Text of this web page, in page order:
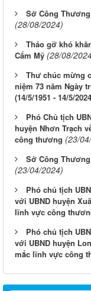
Sở Công
(28/08/2024)
Tháo gỡ khó
Cẩm Mỹ (28/08/
Thư chúc mừng
niệm 73 năm Ngày
(14/5/1951 - 14/5/
Phó Chủ tịch
huyện Nhơn Trạch
công thương (23/
Sở Công
(23/04/2024)
Phó chủ tịch
với UBND huyện
lĩnh vực công
Phó chủ tịch
với UBND huyện
mắc lĩnh vực công